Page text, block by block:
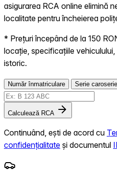
asigurarea RCA online elimină
localitate pentru încheierea
* Prețuri începând de la 150
locație, specificațiile
istoric.
Număr înmatriculare Serie
Calculează RCA
Continuând, ești de acord cu
confidențialitate și documentul